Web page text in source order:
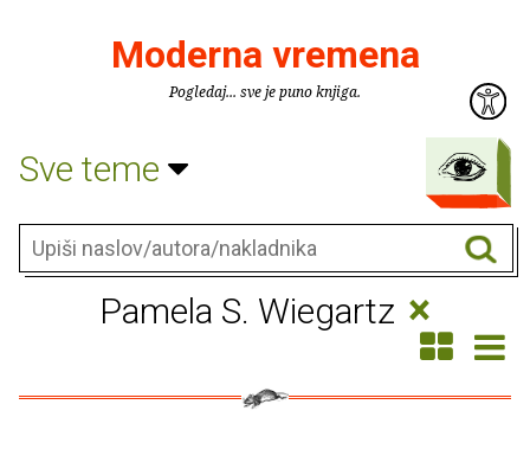
Moderna vremena
Pogledaj... sve je puno knjiga.
Sve teme
Pamela S. Wiegartz ×